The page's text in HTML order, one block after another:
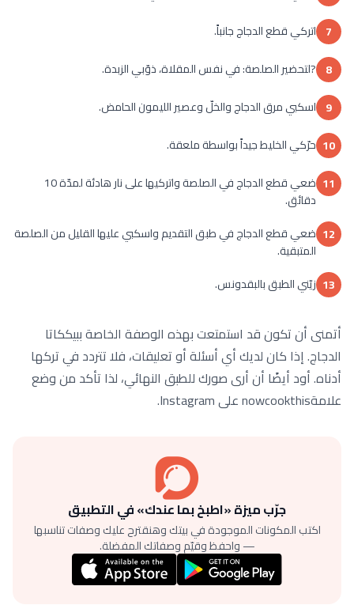
7 اتركي قطع الدجاج جانباً.
8 ?لتحضير الصلصة: في نفس المقلاة، ذوّبي الزبدة.
9 اسكبي مرق الدجاج والخلّ وعصير الليمون الحامض.
10 حرّكي الخليط جيداً بواسطة ملعقة.
11
ضعي قطع الدجاج في الصلصة واتركيها على نار هادئة لمدّة 10
دقائق.
12 ضعي قطع الدجاج في طبق التقديم واسكبي عليها القليل من الصلصة
المتبقية.
13 زيّني الطبق بالبقدونس.
أتمنى أن تكون قد استمتعت بهذه الوصفة الخاصة ببيككاتا
الدجاج. إذا كان لديك أي أسئلة أو تعليقات، فلا تتردد في تركها
أدناه. أود أيضًا أن أرى صورك للطبق النهائي، لذا تأكد من وضع
علامةnowcookthis على Instagram.
جرّب ميزة «اطبخ بما عندك» في التطبيق
اكتب المكونات الموجودة في بيتك وهنقترح عليك وصفات تناسبها
— واحفظ وقيّم وصفاتك المفضلة.